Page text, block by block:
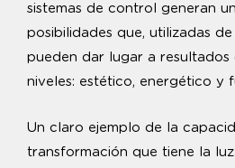
sistemas de control generan
posibilidades que, utilizadas
pueden dar lugar a resultados
niveles: estético, energético y
Un claro ejemplo de la
transformación que tiene la